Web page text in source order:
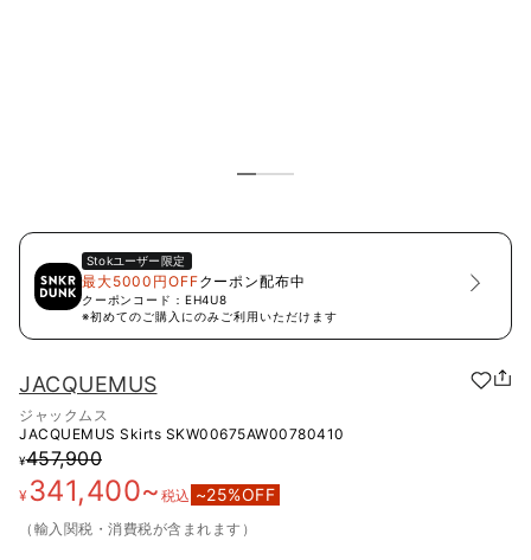
Stokユーザー限定
最大5000円OFFクーポン配布中
クーポンコード： EH4U8
※初めてのご購入にのみご利用いただけます
JACQUEMUS
ジャックムス
JACQUEMUS Skirts SKW00675AW00780410
¥457,900
¥ 341,400~ 税込 ~25%OFF
（輸入関税・消費税が含まれます）